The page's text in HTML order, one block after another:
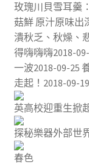
玫瑰川貝雪耳羹
菇鮮 原汁原味出
潰秋乏、秋燥、
得嗨嗨嗨2018-
一波2018-09-25
走起！2018-09-
英高校迎重生掀
探秘樂器外部世
春色